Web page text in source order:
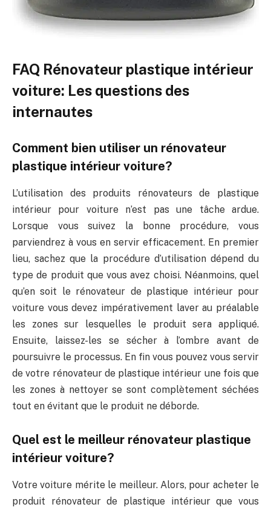
FAQ Rénovateur plastique intérieur
voiture: Les questions des
internautes
Comment bien utiliser un rénovateur
plastique intérieur voiture?
L’utilisation des produits rénovateurs de plastique
intérieur pour voiture n’est pas une tâche ardue.
Lorsque vous suivez la bonne procédure, vous
parviendrez à vous en servir efficacement. En premier
lieu, sachez que la procédure d’utilisation dépend du
type de produit que vous avez choisi. Néanmoins, quel
qu’en soit le rénovateur de plastique intérieur pour
voiture vous devez impérativement laver au préalable
les zones sur lesquelles le produit sera appliqué.
Ensuite, laissez-les se sécher à l’ombre avant de
poursuivre le processus. En fin vous pouvez vous servir
de votre rénovateur de plastique intérieur une fois que
les zones à nettoyer se sont complètement séchées
tout en évitant que le produit ne déborde.
Quel est le meilleur rénovateur plastique
intérieur voiture?
Votre voiture mérite le meilleur. Alors, pour acheter le
produit rénovateur de plastique intérieur que vous